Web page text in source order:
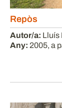
Repòs
Autor/a: Lluís
Any: 2005, a